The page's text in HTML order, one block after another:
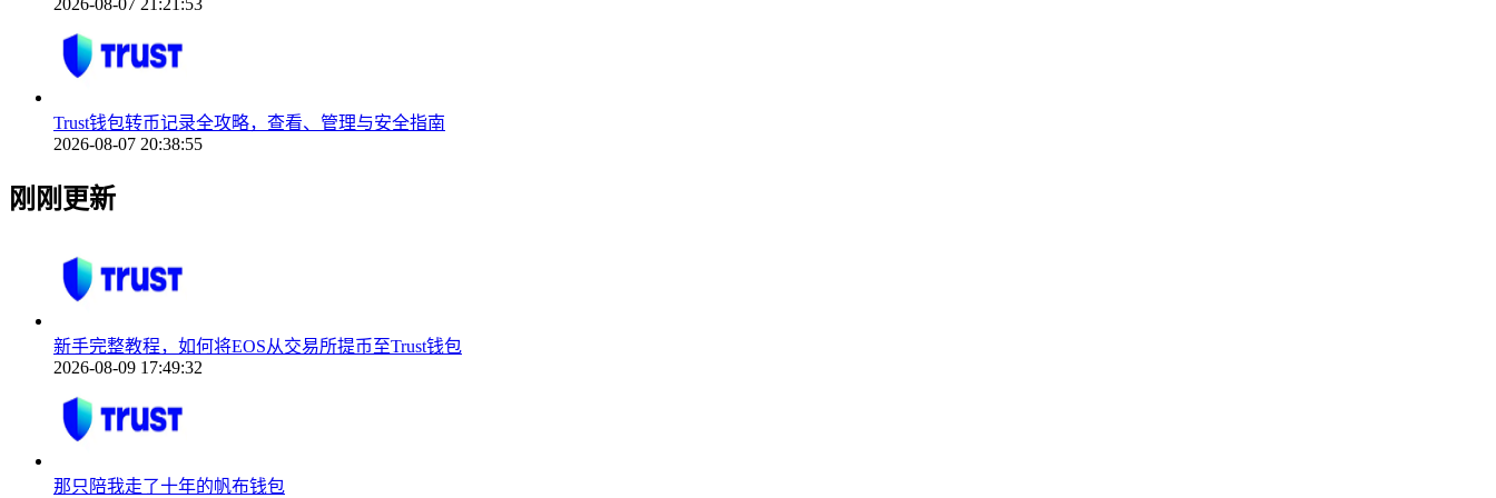
2026-08-07 21:21:53
Trust钱包转币记录全攻略，查看、管理与安全指南
2026-08-07 20:38:55
刚刚更新
新手完整教程，如何将EOS从交易所提币至Trust钱包
2026-08-09 17:49:32
那只陪我走了十年的帆布钱包